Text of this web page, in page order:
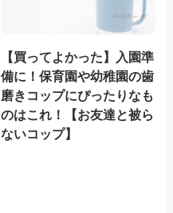
【買ってよかった】入園準
備に！保育園や幼稚園の歯
磨きコップにぴったりなも
のはこれ！【お友達と被ら
ないコップ】